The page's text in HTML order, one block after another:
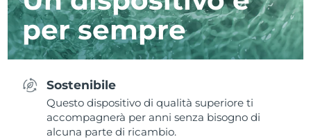
per sempre
Sostenibile
Questo dispositivo di qualità superiore ti
accompagnerà per anni senza bisogno di
alcuna parte di ricambio.